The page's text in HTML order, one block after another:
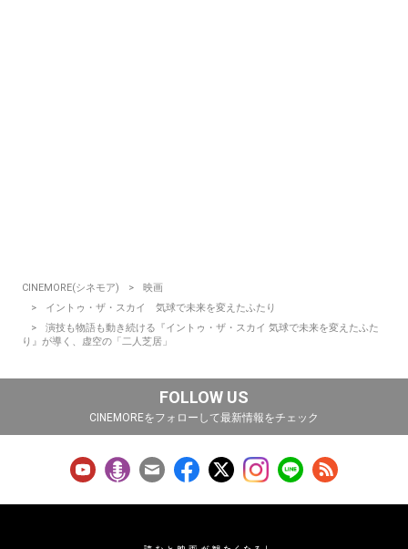
CINEMORE(シネモア)
映画
イントゥ・ザ・スカイ 気球で未来を変えたふたり
演技も物語も動き続ける『イントゥ・ザ・スカイ 気球で未来を変えたふた
り』が導く、虚空の「二人芝居」
FOLLOW US
CINEMOREをフォローして最新情報をチェック